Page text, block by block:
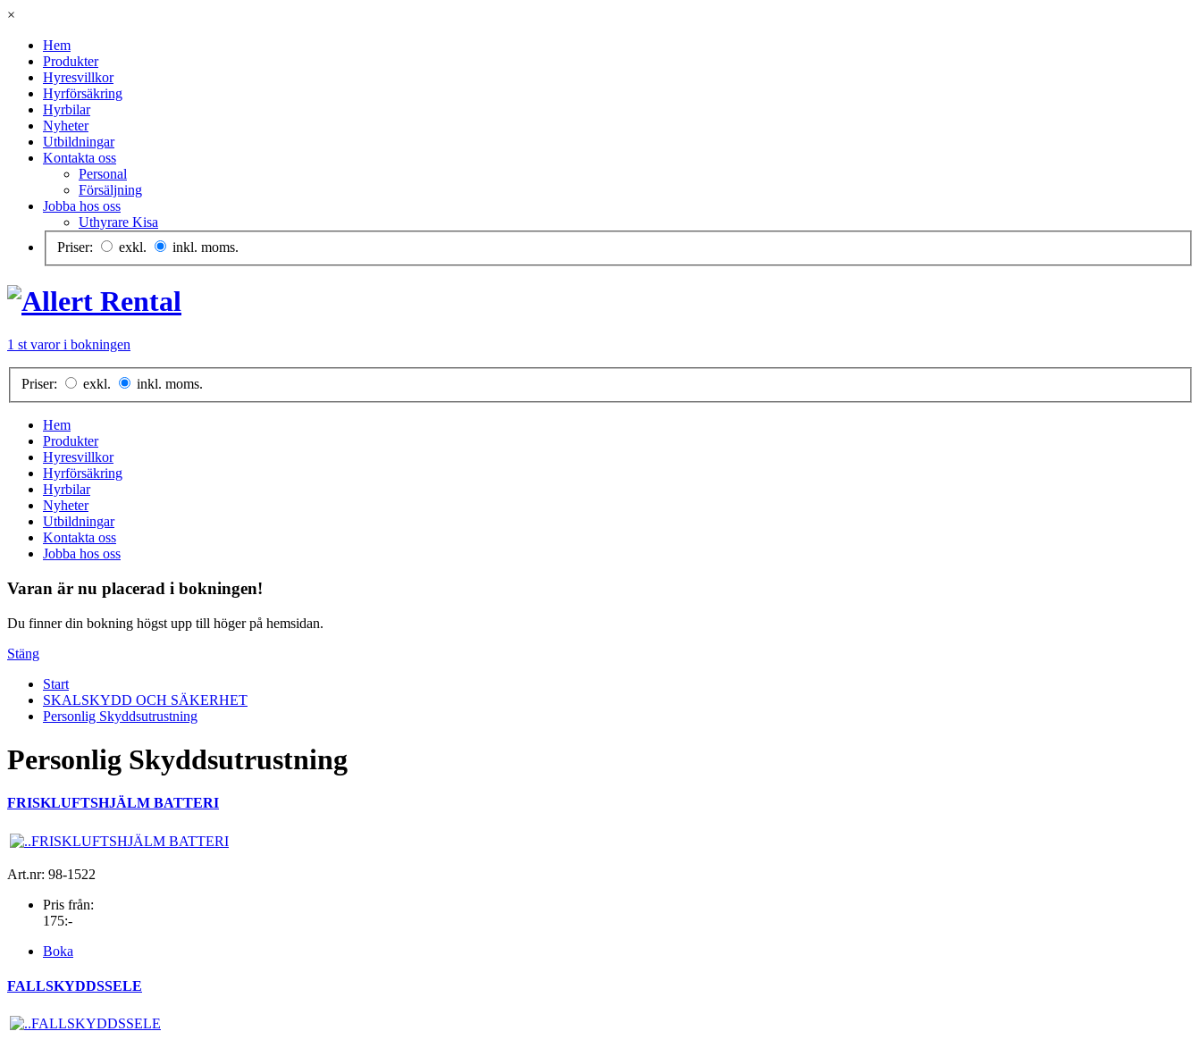
×
Hem
Produkter
Hyresvillkor
Hyrförsäkring
Hyrbilar
Nyheter
Utbildningar
Kontakta oss
Personal
Försäljning
Jobba hos oss
Uthyrare Kisa
Priser:
exkl. inkl. moms.
1 st varor i bokningen
Priser: exkl. inkl. moms.
Hem
Produkter
Hyresvillkor
Hyrförsäkring
Hyrbilar
Nyheter
Utbildningar
Kontakta oss
Jobba hos oss
Varan är nu placerad i bokningen!
Du finner din bokning högst upp till höger på hemsidan.
Stäng
Start
SKALSKYDD OCH SÄKERHET
Personlig Skyddsutrustning
Personlig Skyddsutrustning
FRISKLUFTSHJÄLM BATTERI
Art.nr: 98-1522
Pris från:
175:-
Boka
FALLSKYDDSSELE